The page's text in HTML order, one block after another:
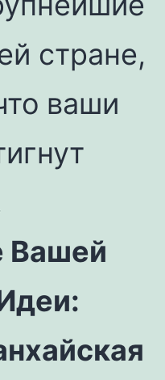
стране,
ваши
Вашей